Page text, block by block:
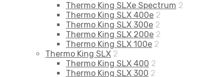
Thermo King SLXe Spectrum 2
Thermo King SLX 400e 2
Thermo King SLX 300e 2
Thermo King SLX 200e 2
Thermo King SLX 100e 2
Thermo King SLX 2
Thermo King SLX 400 2
Thermo King SLX 300 2